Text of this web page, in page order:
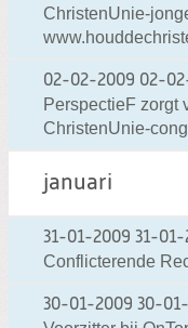
ChristenUnie-
02-02-2009 02-
PerspectieF zorgt
ChristenUnie-
januari
31-01-2009 31-01-
Conflicterende
30-01-2009 30-